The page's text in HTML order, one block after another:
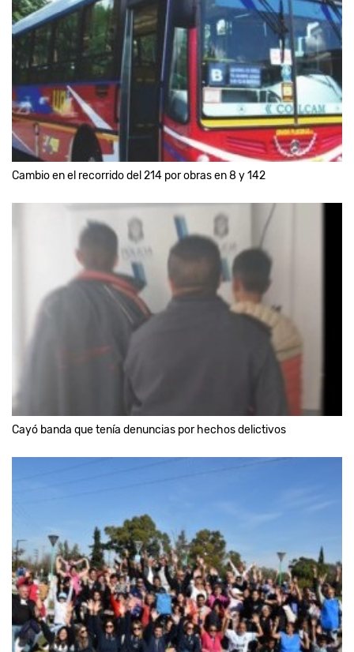
Cambio en el recorrido del 214 por obras en 8 y 142
Cayó banda que tenía denuncias por hechos delictivos